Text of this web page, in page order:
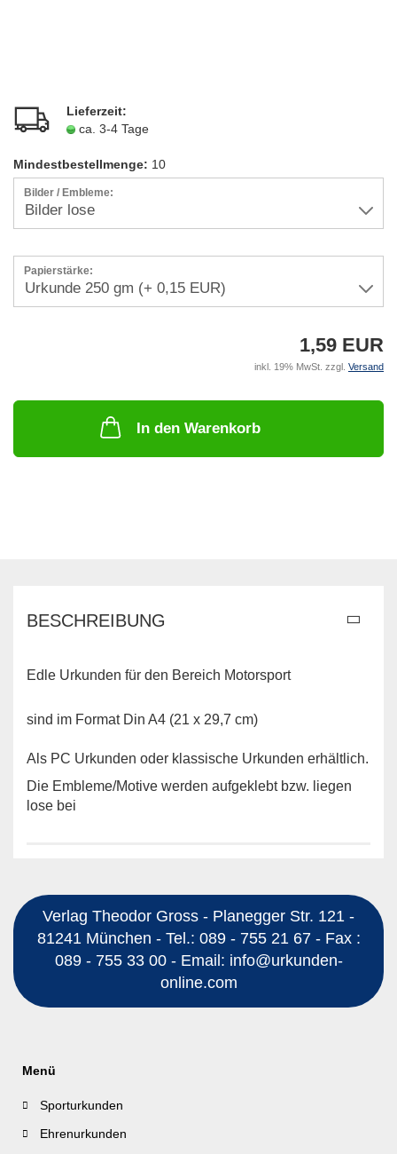
Lieferzeit:
ca. 3-4 Tage
Mindestbestellmenge: 10
Bilder / Embleme:
Papierstärke:
1,59 EUR
inkl. 19% MwSt. zzgl. Versand
In den Warenkorb
BESCHREIBUNG
Edle Urkunden für den Bereich Motorsport
sind im Format Din A4 (21 x 29,7 cm)
Als PC Urkunden oder klassische Urkunden erhältlich.
Die Embleme/Motive werden aufgeklebt bzw. liegen
lose bei
Verlag Theodor Gross - Planegger Str. 121 -
81241 München - Tel.: 089 - 755 21 67 - Fax :
089 - 755 33 00 - Email: info@urkunden-
online.com
Menü
Sporturkunden
Ehrenurkunden